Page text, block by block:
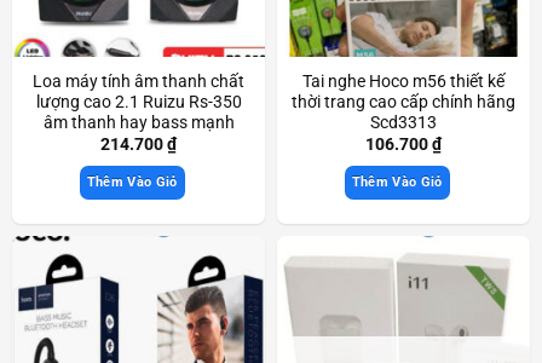
Loa máy tính âm thanh chất
lượng cao 2.1 Ruizu Rs-350
âm thanh hay bass mạnh
Scd3436
214.700₫
Thêm Vào Giỏ
Tai nghe Hoco m56 thiết kế
thời trang cao cấp chính hãng
Scd3313
106.700₫
Thêm Vào Giỏ